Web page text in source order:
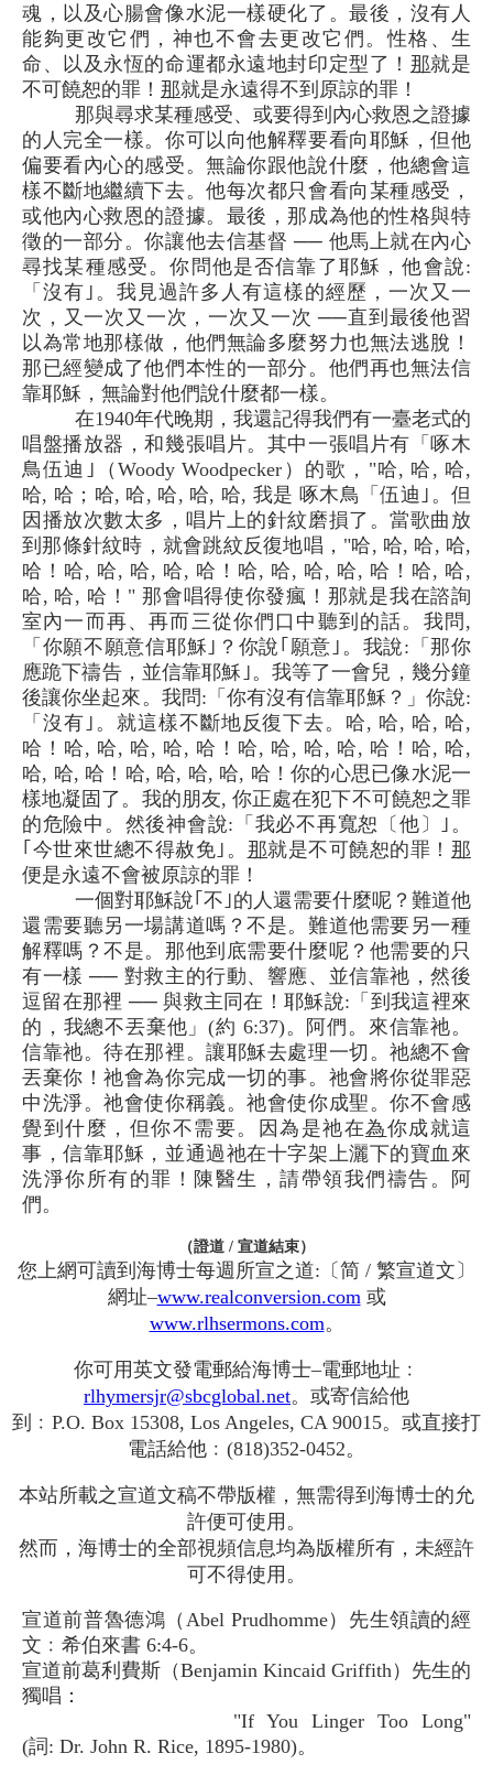
魂，以及心腸會像水泥一樣硬化了。最後，沒有人
能夠更改它們，神也不會去更改它們。性格、生
命、以及永恆的命運都永遠地封印定型了！ 那就是
不可饒恕的罪！ 那就是永遠得不到原諒的罪！
那與尋求某種感受、或要得到內心救恩之證據
的人完全一樣。你可以向他解釋要看向耶穌，但他
偏要看內心的感受。無論你跟他說什麼，他總會這
樣不斷地繼續下去。他每次都只會看向某種感受，
或他內心救恩的證據。最後，那成為他的性格與特
徵的一部分。你讓他去信基督 ── 他馬上就在內心
尋找某種感受。你問他是否信靠了耶穌，他會說:
「沒有｣。我見過許多人有這樣的經歷，一次又一
次，又一次又一次，一次又一次 ──直到最後他習
以為常地那樣做，他們無論多麼努力也無法逃脫！
那已經變成了他們本性的一部分。他們再也無法信
靠耶穌，無論對他們說什麼都一樣。
在1940年代晚期，我還記得我們有一臺老式的
唱盤播放器，和幾張唱片。其中一張唱片有「啄木
鳥伍迪｣（Woody Woodpecker）的歌，"哈, 哈, 哈,
哈, 哈；哈, 哈, 哈, 哈, 哈, 我是 啄木鳥「伍迪｣。但
因播放次數太多，唱片上的針紋磨損了。當歌曲放
到那條針紋時，就會跳紋反復地唱，"哈, 哈, 哈, 哈,
哈！哈, 哈, 哈, 哈, 哈！哈, 哈, 哈, 哈, 哈！哈, 哈,
哈, 哈, 哈！" 那會唱得使你發瘋！那就是我在諮詢
室內一而再、再而三從你們口中聽到的話。我問,
「你願不願意信耶穌｣？你說｢願意｣。我說:「那你
應跪下禱告，並信靠耶穌｣。我等了一會兒，幾分鐘
後讓你坐起來。我問:「你有沒有信靠耶穌？」你說:
「沒有｣。就這樣不斷地反復下去。哈, 哈, 哈, 哈,
哈！哈, 哈, 哈, 哈, 哈！哈, 哈, 哈, 哈, 哈！哈, 哈,
哈, 哈, 哈！哈, 哈, 哈, 哈, 哈！你的心思已像水泥一
樣地凝固了。我的朋友, 你正處在犯下不可饒恕之罪
的危險中。然後神會說:「我必不再寬恕〔他〕｣。
｢今世來世總不得赦免｣。 那就是不可饒恕的罪！那
便是永遠不會被原諒的罪！
一個對耶穌說｢不｣的人還需要什麼呢？難道他
還需要聽另一場講道嗎？不是。難道他需要另一種
解釋嗎？不是。那他到底需要什麼呢？他需要的只
有一樣 ── 對救主的行動、響應、並信靠祂，然後
逗留在那裡 ── 與救主同在！耶穌說:「到我這裡來
的，我總不丟棄他」(約 6:37)。阿們。來信靠祂。
信靠祂。待在那裡。讓耶穌去處理一切。祂總不會
丟棄你！祂會為你完成一切的事。祂會將你從罪惡
中洗淨。祂會使你稱義。祂會使你成聖。你不會感
覺到什麼，但你不需要。因為是祂在為你成就這
事，信靠耶穌，並通過祂在十字架上灑下的寶血來
洗淨你所有的罪！陳醫生，請帶領我們禱告。阿
們。
（證道 / 宣道結束）
您上網可讀到海博士每週所宣之道:〔简 / 繁宣道文〕
網址–www.realconversion.com或
www.rlhsermons.com。
你可用英文發電郵給海博士–電郵地址﹕
rlhymersjr@sbcglobal.net。或寄信給他
到﹕P.O. Box 15308, Los Angeles, CA 90015。或直接打
電話給他﹕(818)352-0452。
本站所載之宣道文稿不帶版權，無需得到海博士的允
許便可使用。
然而，海博士的全部視頻信息均為版權所有，未經許
可不得使用。
宣道前普魯德鴻（Abel Prudhomme）先生領讀的經
文﹕希伯來書 6:4-6。
宣道前葛利費斯（Benjamin Kincaid Griffith）先生的
獨唱：
"If You Linger Too Long"
(詞: Dr. John R. Rice, 1895-1980)。